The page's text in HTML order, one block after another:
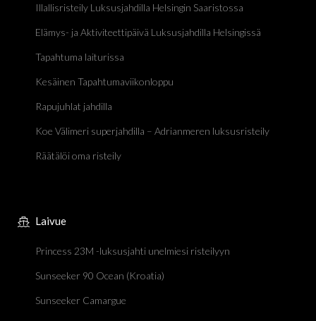
Illallisristeily Luksusjahdilla Helsingin Saaristossa
Elämys- ja Aktiviteettipäivä Luksusjahdilla Helsingissä
Tapahtuma laiturissa
Kesäinen Tapahtumaviikonloppu
Rapujuhlat jahdilla
Koe Välimeri superjahdilla – Adrianmeren luksusristeily
Räätälöi oma risteily
Laivue
Princess 23M -luksusjahti unelmiesi risteilyyn
Sunseeker 90 Ocean (Kroatia)
Sunseeker Camargue